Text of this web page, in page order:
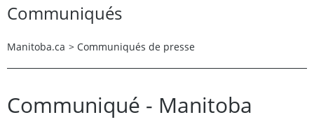
Communiqués
Manitoba.ca > Communiqués de presse
Communiqué - Manitoba